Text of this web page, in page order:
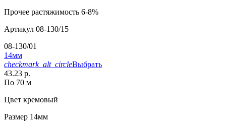
Прочее растяжимость 6-8%
Артикул 08-130/15
08-130/01
14мм
checkmark_alt_circleВыбрать
43.23 р.
По 70 м
Цвет кремовый
Размер 14мм